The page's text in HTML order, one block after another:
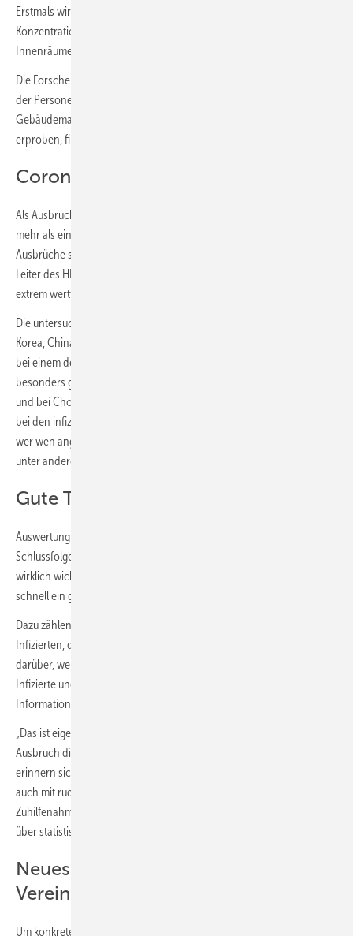
Erstmals wird darin die Bedeutung der Kohlenstoffdioxid(CO
Konzentration als Indikator für die Infektionssicherheit in
Innenräumen auch mathematisch aufgezeigt.
Die Forschenden schlagen vor, diesen Wert mit der Aufenthaltsdauer
der Personen zur „CO
Gebäudemanagement mit diesem verbesserten Indikator zu
erproben, findet derzeit ein Feldtest in Hörsälen der TU Berlin statt.
Corona-Ausbrüche aus aller Welt
Als Ausbruch gelten alle Infektionsgeschehen, bei denen eine Person
mehr als einen weiteren Menschen ansteckt. „Gut dokumentierte
Ausbrüche sind für uns wie Gold“, sagt Prof. Dr.-Ing. Martin Kriegel,
Leiter des HRI und Erstautor der Studie. „Sie sind rar und gleichzeitig
extrem wertvoll.“
Die untersuchten Fälle stammen deshalb aus aller Welt, etwa aus
Korea, China, Hawaii, Israel oder Frankreich. Aber auch ein Ausbruch
bei einem deutschen Fleischkonzern ist dabei sowie mehrere
besonders gut dokumentierte Ausbrüche in einer Hamburger Schule
und bei Chorproben in Berlin. Über die Bestimmung der Virus-DNA
bei den infizierten Personen konnte hier genau festgestellt werden,
wer wen angesteckt hatte. Co-Autoren von Kriegels Studie sind darum
unter anderen eine Virologin, eine Hygienikerin und ein Epidemiologe.
Gute Tatortarbeit ist wichtig
Auswertung und Vergleich der 25 Ausbrüche ermöglichten allgemeine
Schlussfolgerungen. Und lieferten Hinweise darauf, welche Daten
wirklich wichtig für die Dokumentation eines Ausbruchs sind, um
schnell ein gutes Bild der Infektionsdynamik zu bekommen.
Dazu zählen etwa eine verlässliche Zahl aller beim Ausbruch
Infizierten, die genaue Zahl der Anwesenden sowie Informationen
darüber, wer sich wie lange an welchen Orten befand und was
Infizierte und Infektiöse genau getan haben. Hinzu kommen
Informationen zur Belüftungssituation.
„Das ist eigentlich wie bei der Tatortarbeit. Je schneller nach einem
Ausbruch die Aufnahme dieser Daten erfolgen kann, umso besser
erinnern sich die Beteiligten an die Umstände“, berichtet Kriegel. Doch
auch mit rudimentären Angaben ließen sich Ausbrüche noch unter
Zuhilfenahme von Erfahrungswerten relativ gut rekonstruieren und
über statistische Auswertungen verarbeiten.
Neues Modell mit mathematischen
Vereinfachungen
Um konkrete quantitative Empfehlungen zur Verhinderung eines